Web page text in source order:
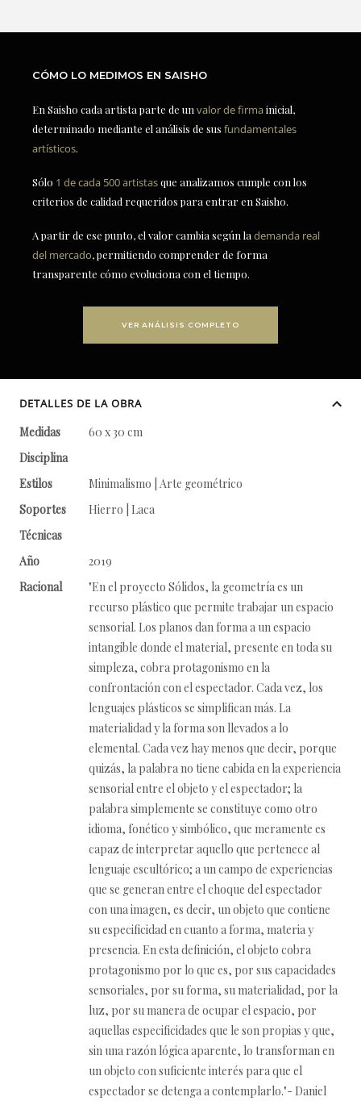
CÓMO LO MEDIMOS EN SAISHO
En Saisho cada artista parte de un valor de firmainicial,
determinado mediante el análisis de sus fundamentales
artísticos.
Sólo 1 de cada 500 artistasque analizamos cumple con los
criterios de calidad requeridos para entrar en Saisho.
A partir de ese punto, el valor cambia según la demanda real
del mercado, permitiendo comprender de forma
transparente cómo evoluciona con el tiempo.
VER ANÁLISIS COMPLETO
DETALLES DE LA OBRA
Medidas
60 x 30 cm
Disciplina
Estilos
Minimalismo | Arte geométrico
Soportes
Hierro | Laca
Técnicas
Año
2019
Racional
"En el proyecto Sólidos, la geometría es un
recurso plástico que permite trabajar un espacio
sensorial. Los planos dan forma a un espacio
intangible donde el material, presente en toda su
simpleza, cobra protagonismo en la
confrontación con el espectador. Cada vez, los
lenguajes plásticos se simplifican más. La
materialidad y la forma son llevados a lo
elemental. Cada vez hay menos que decir, porque
quizás, la palabra no tiene cabida en la experiencia
sensorial entre el objeto y el espectador; la
palabra simplemente se constituye como otro
idioma, fonético y simbólico, que meramente es
capaz de interpretar aquello que pertenece al
lenguaje escultórico; a un campo de experiencias
que se generan entre el choque del espectador
con una imagen, es decir, un objeto que contiene
su especificidad en cuanto a forma, materia y
presencia. En esta definición, el objeto cobra
protagonismo por lo que es, por sus capacidades
sensoriales, por su forma, su materialidad, por la
luz, por su manera de ocupar el espacio, por
aquellas especificidades que le son propias y que,
sin una razón lógica aparente, lo transforman en
un objeto con suficiente interés para que el
espectador se detenga a contemplarlo."- Daniel